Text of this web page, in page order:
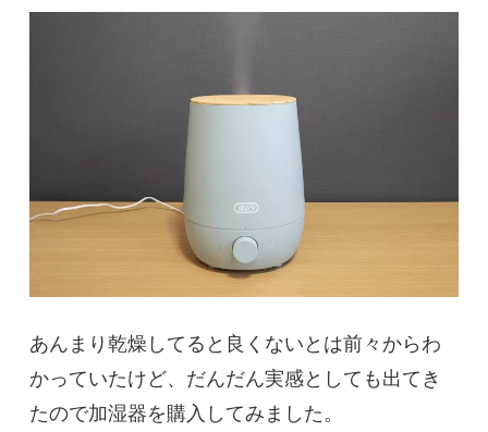
あんまり乾燥してると良くないとは前々からわ
かっていたけど、だんだん実感としても出てき
たので加湿器を購入してみました。